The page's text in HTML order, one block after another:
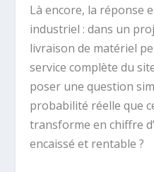
Là encore, la réponse
industriel : dans un
livraison de matériel
service complète du
poser une question
probabilité réelle que
transforme en chiffre
encaissé et rentable ?